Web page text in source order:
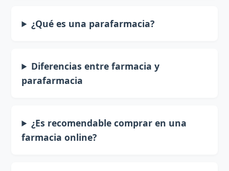
¿Qué es una parafarmacia?
Diferencias entre farmacia y
parafarmacia
¿Es recomendable comprar en una
farmacia online?